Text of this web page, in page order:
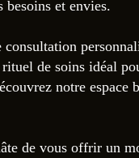
besoins et envies.
consultation
de soins idéal
notre espace
de vous offrir un